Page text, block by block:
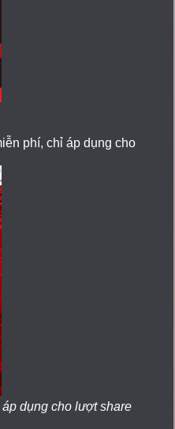
phí, chỉ áp dụng cho
dụng cho lượt share